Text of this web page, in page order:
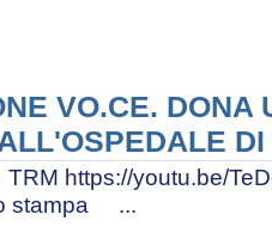
VO.CE. DONA
https://youtu.be/
stampa ...